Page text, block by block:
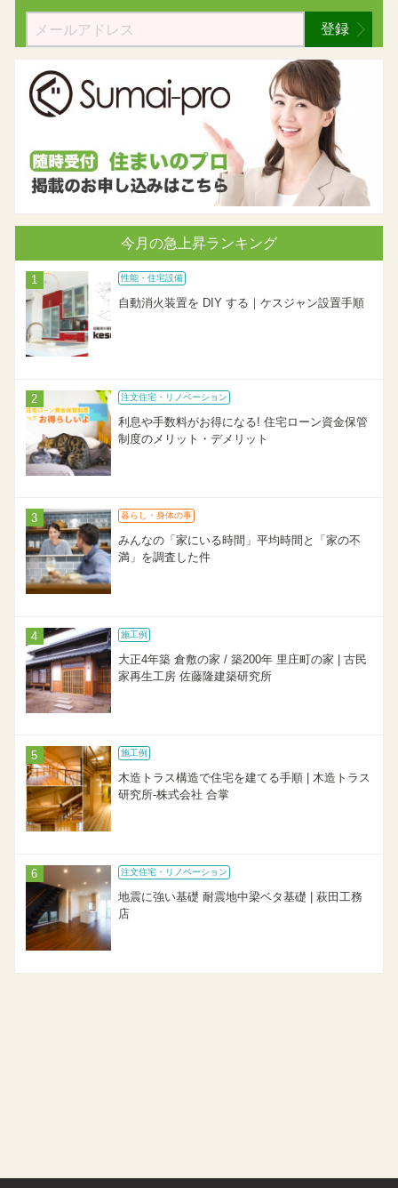
登録
今月の急上昇ランキング
性能・住宅設備
自動消火装置を DIY する｜ケスジャン設置手順
注文住宅・リノベーション
利息や手数料がお得になる! 住宅ローン資金保管
制度のメリット・デメリット
暮らし・身体の事
みんなの「家にいる時間」平均時間と「家の不
満」を調査した件
施工例
大正4年築 倉敷の家 / 築200年 里庄町の家 | 古民
家再生工房 佐藤隆建築研究所
施工例
木造トラス構造で住宅を建てる手順 | 木造トラス
研究所-株式会社 合掌
注文住宅・リノベーション
地震に強い基礎 耐震地中梁ベタ基礎 | 萩田工務
店